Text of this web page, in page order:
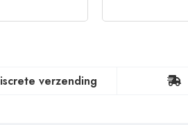
verzending